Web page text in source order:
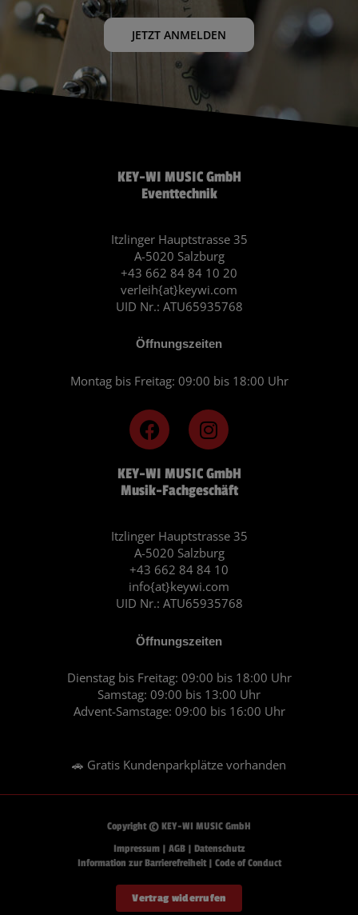
JETZT ANMELDEN
KEY-WI MUSIC GmbH
Musik-Fachgeschäft
Itzlinger Hauptstrasse 35
A-5020 Salzburg
+43 662 84 84 10
info{at}keywi.com
UID Nr.: ATU65935768
Öffnungszeiten
Dienstag bis Freitag: 09:00 bis 18:00 Uhr
Samstag: 09:00 bis 13:00 Uhr
Advent-Samstage: 09:00 bis 16:00 Uhr
🚗 Gratis Kundenparkplätze vorhanden
F
a
c
e
b
o
k
I
n
s
t
a
r
a
m
KEY-WI MUSIC GmbH
Eventtechnik
Itzlinger Hauptstrasse 35
A-5020 Salzburg
+43 662 84 84 10 20
verleih{at}keywi.com
UID Nr.: ATU65935768
Öffnungszeiten
Montag bis Freitag: 09:00 bis 18:00 Uhr
Copyright © KEY-WI MUSIC GmbH
Impressum| AGB| Datenschutz
Information zur Barrierefreiheit| Code of Conduct
Vertrag widerrufen